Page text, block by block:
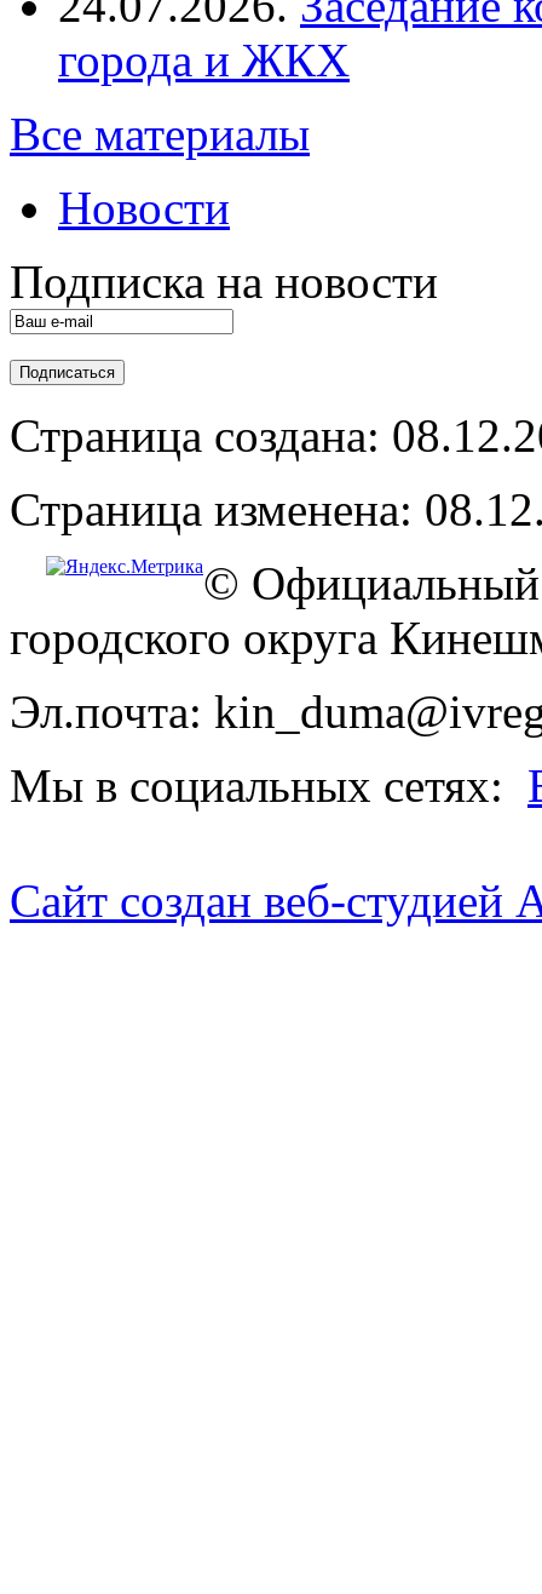
города и ЖКХ
Все материалы
Новости
Подписка на новости
Страница создана:
Страница изменена:
© Официальный
городского округа
Эл.почта:
Мы в социальных сетях:
Сайт создан веб-студией